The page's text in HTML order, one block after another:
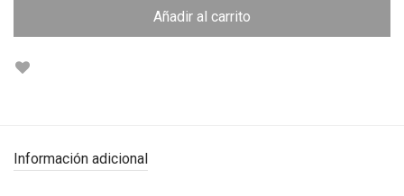
Añadir al carrito
Información adicional